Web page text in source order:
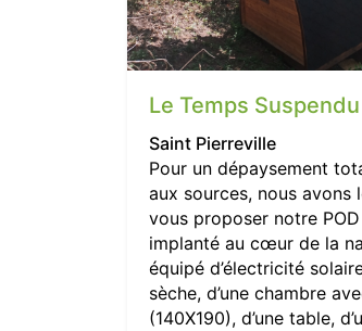
Le Temps
Saint Pierreville
Pour un dépaysement
aux sources, nous avons
vous proposer notre POD
implanté au cœur de la
équipé d’électricité
sèche, d’une chambre
(140X190), d’une table,